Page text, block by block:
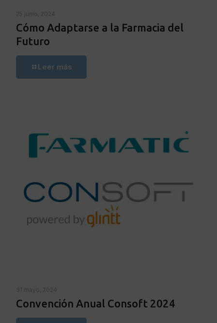
25 junio, 2024
Cómo Adaptarse a la Farmacia del
Futuro
Leer más
31 mayo, 2024
Convención Anual Consoft 2024